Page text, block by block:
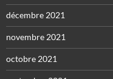
décembre 2021
novembre 2021
octobre 2021